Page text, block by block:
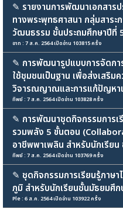
✎ รายงานการพัฒนาเอกสาร
ทางพระพุทธศาสนา กลุ่มสาระ
วัฒนธรรม ชั้นประถมศึกษาปีที่
อาท : 7 ส.ค. 2564 เปิดอ่าน 103815 ครั้ง
✎ การพัฒนารูปแบบการจัดกา
ใช้ชุมชนเป็นฐาน เพื่อส่งเสริม
วิจารณญาณและการแก้ปัญหา
ทิพย์ : 7 ส.ค. 2564 เปิดอ่าน 103828 ครั้ง
✎ การพัฒนาชุดกิจกรรมการเ
รวมพลัง 5 ขั้นตอน
อาชีพพาเพลิน สำหรับนักเรียน
ทิพย์ : 7 ส.ค. 2564 เปิดอ่าน 103769 ครั้ง
✎ ชุดกิจกรรมการเรียนรู้ภาษ
ภูมิ สำหรับนักเรียนชั้นมัธยมศึก
Ple : 6 ส.ค. 2564 เปิดอ่าน 103922 ครั้ง